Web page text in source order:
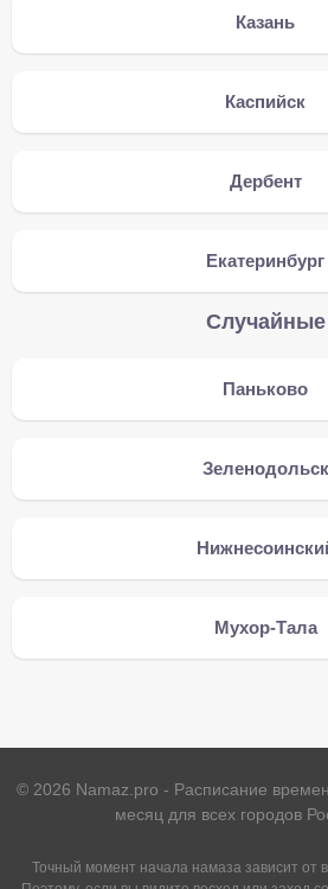
Казань
Каспийск
Дербент
Екатеринбург
Случайные
Паньково
Зеленодольск
Мухор-Тала
© 2026 Namaz.pro - Расписание
месяц для всех городов
Точный момент начала намаза зависит от